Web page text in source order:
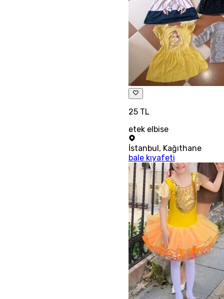
25 TL
etek elbise
İstanbul, Kağıthane
bale kıyafeti